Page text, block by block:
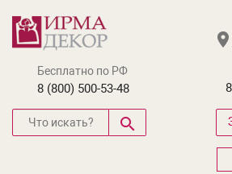
Бесплатно по РФ
8 (800) 500-53-48